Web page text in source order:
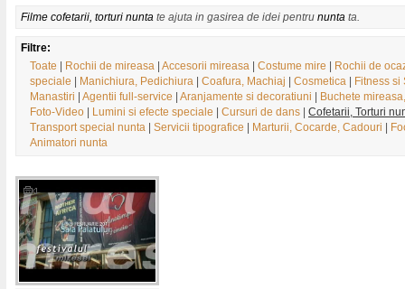
Filme cofetarii, torturi nunta te ajuta in gasirea de idei pentru nunta ta.
Filtre:
Toate
Rochii de mireasa Accesorii mireasa Costume mire
Rochii de
speciale
Manichiura, Pedichiura Coafura, Machiaj Cosmetica
Fitness si
Manastiri
Agentii full-service Aranjamente si decoratiuni
Buchete
Foto-Video
Lumini si efecte speciale Cursuri de dans
Cofetarii, Torturi
Transport special nunta
Servicii tipografice Marturii, Cocarde, Cadouri
Animatori nunta